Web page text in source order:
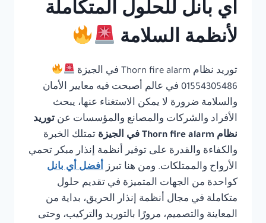
أي بانل للحلول المتكاملة
لأنظمة السلامة
توريد نظام Thorn fire alarm في الجيزة
01554305486 في عالم أصبحت فيه معايير الأمان
والسلامة ضرورة لا يمكن الاستغناء عنها، يبحث
الأفراد والشركات والمصانع والمؤسسات عن توريد
نظام Thorn fire alarm في الجيزة
تمتلك الخبرة
والكفاءة والقدرة على توفير أنظمة إنذار مبكر تحمي
الأرواح والممتلكات. ومن هنا تبرز أفضل أي بانل
كواحدة من الجهات المتميزة في تقديم حلول
متكاملة في مجال أنظمة إنذار الحريق، بداية من
المعاينة والتصميم، مرورًا بالتوريد والتركيب، وحتى